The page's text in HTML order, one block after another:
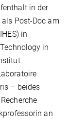
in der
als Post-Doc am
in
in
– beides
an